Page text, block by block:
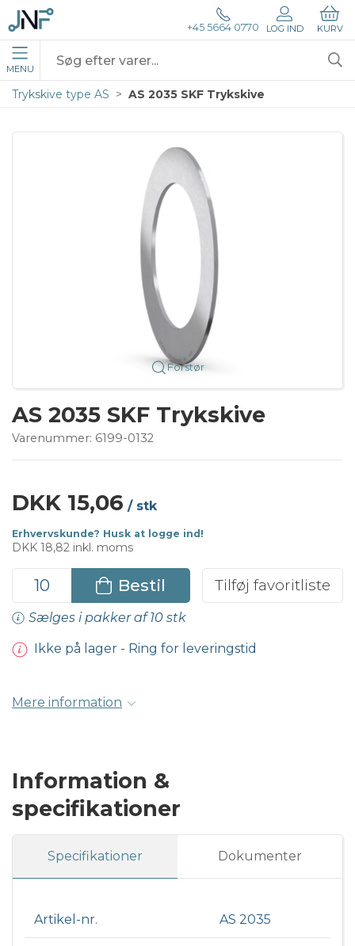
+45 5664 0770 LOG IND KURV
MENU
Trykskive type AS AS 2035 SKF Trykskive
Forstør
AS 2035 SKF Trykskive
Varenummer: 6199-0132
DKK 15,06 / stk
Erhvervskunde? Husk at logge ind!
DKK 18,82 inkl. moms
Bestil
Sælges i pakker af 10 stk
Tilføj favoritliste
Ikke på lager - Ring for leveringstid
Mere information
Information &
specifikationer
Specifikationer Dokumenter
Artikel-nr. AS 2035